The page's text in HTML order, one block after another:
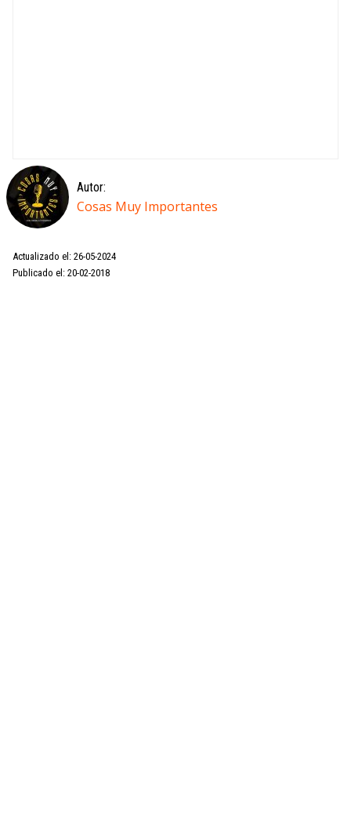
Autor:
Cosas Muy Importantes
Actualizado el: 26-05-2024
Publicado el: 20-02-2018